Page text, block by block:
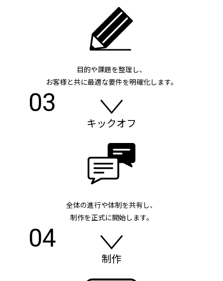
目的や課題を整理し、
お客様と共に最適な要件を明確化します。
03
キックオフ
全体の進行や体制を共有し、
制作を正式に開始します。
04
制作